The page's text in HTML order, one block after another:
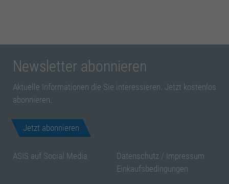
Newsletter abonnieren
Aktuelle Informationen die Sie interessieren. Jetzt kostenlos
abonnieren.
Jetzt abonnieren
ASIS auf Social Media Datenschutz/ Impressum
Einkaufsbedingungen